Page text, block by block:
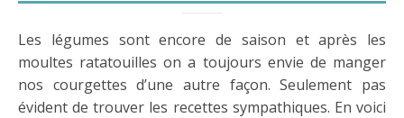
Les légumes sont encore de saison et après les
moultes ratatouilles on a toujours envie de manger
nos courgettes d’une autre façon. Seulement pas
évident de trouver les recettes sympathiques. En voici